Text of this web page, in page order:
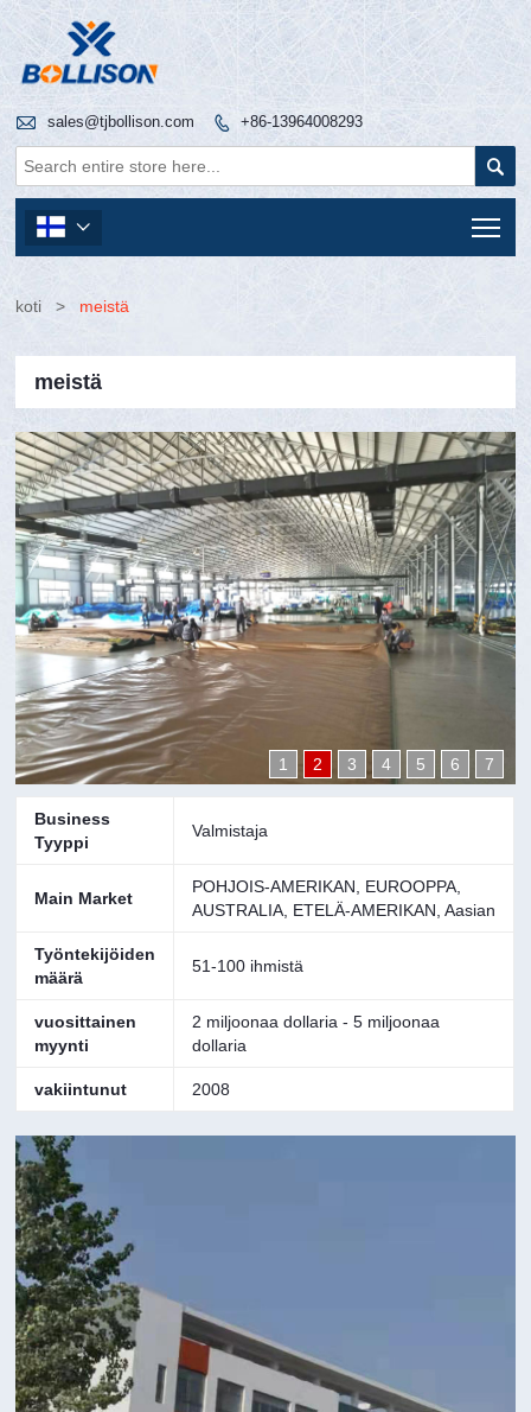
 sales@tjbollison.com  +86-13964008293


koti > meistä
meistä
1 2 3 4 5 6 7
Business
Tyyppi
Valmistaja
Main Market
POHJOIS-AMERIKAN, EUROOPPA,
AUSTRALIA, ETELÄ-AMERIKAN, Aasian
Työntekijöiden
määrä
51-100 ihmistä
vuosittainen
myynti
2 miljoonaa dollaria - 5 miljoonaa
dollaria
vakiintunut 2008